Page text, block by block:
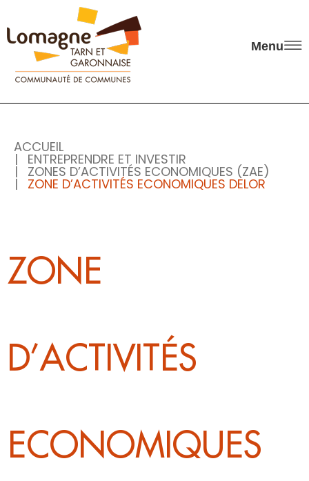
Panneau de gestion des cookies
Menu
ACCUEIL
ENTREPRENDRE ET INVESTIR
ZONES D’ACTIVITÉS ECONOMIQUES (ZAE)
ZONE D’ACTIVITÉS ECONOMIQUES DELOR
ZONE
D’ACTIVITÉS
ECONOMIQUES